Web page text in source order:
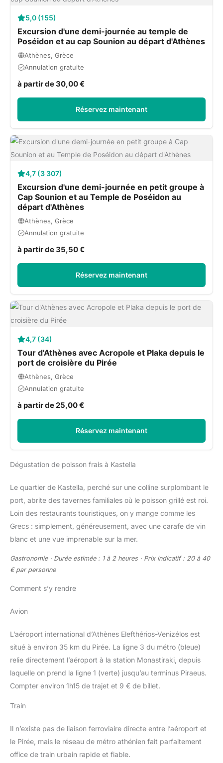
5,0 (155)
Excursion d'une demi-journée au temple de
Poséidon et au cap Sounion au départ d'Athènes
Athènes, Grèce
Annulation gratuite
à partir de 30,00 €
Réservez maintenant
4,7 (3 307)
Excursion d'une demi-journée en petit groupe à
Cap Sounion et au Temple de Poséidon au
départ d'Athènes
Athènes, Grèce
Annulation gratuite
à partir de 35,50 €
Réservez maintenant
4,7 (34)
Tour d'Athènes avec Acropole et Plaka depuis le
port de croisière du Pirée
Athènes, Grèce
Annulation gratuite
à partir de 25,00 €
Réservez maintenant
Dégustation de poisson frais à Kastella
Le quartier de Kastella, perché sur une colline surplombant le
port, abrite des tavernes familiales où le poisson grillé est roi.
Loin des restaurants touristiques, on y mange comme les
Grecs : simplement, généreusement, avec une carafe de vin
blanc et une vue imprenable sur la mer.
Gastronomie · Durée estimée : 1 à 2 heures · Prix indicatif : 20 à 40
€ par personne
Comment s’y rendre
Avion
L’aéroport international d’Athènes Elefthérios-Venizélos est
situé à environ 35 km du Pirée. La ligne 3 du métro (bleue)
relie directement l’aéroport à la station Monastiraki, depuis
laquelle on prend la ligne 1 (verte) jusqu’au terminus Piraeus.
Compter environ 1h15 de trajet et 9 € de billet.
Train
Il n’existe pas de liaison ferroviaire directe entre l’aéroport et
le Pirée, mais le réseau de métro athénien fait parfaitement
office de train urbain rapide et fiable.